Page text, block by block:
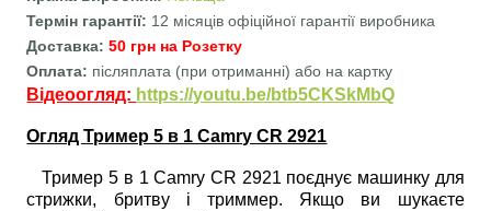
Термін гарантії: 12 місяців офіційної гарантії виробника
Доставка:50 грн на Розетку
Оплата: післяплата (при отриманні) або на картку
Відеоогляд: https://youtu.be/btb5CKSkMbQ
Огляд Тример 5 в 1 Camry CR 2921
Тример 5 в 1 Camry CR 2921 поєднує машинку для
стрижки, бритву і триммер. Якщо ви шукаєте